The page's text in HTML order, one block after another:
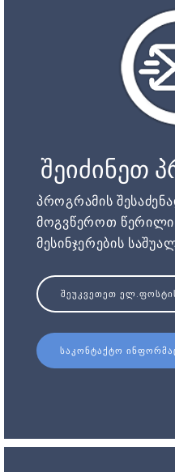
შეიძინეთ
პროგრამის
მოგვწეროთ წერილი
მესინჯერების
ᲨᲔᲣᲙᲕᲔᲗᲔᲗ
ᲡᲐᲙᲝᲜᲢᲐᲥᲢᲝ